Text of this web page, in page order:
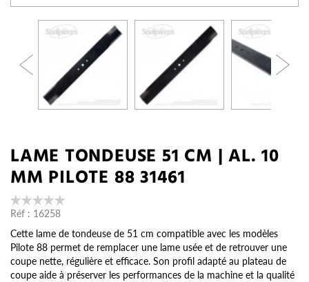
LAME TONDEUSE 51 CM | AL. 10
MM PILOTE 88 31461
Réf : 16258
Cette lame de tondeuse de 51 cm compatible avec les modèles
Pilote 88 permet de remplacer une lame usée et de retrouver une
coupe nette, régulière et efficace. Son profil adapté au plateau de
coupe aide à préserver les performances de la machine et la qualité